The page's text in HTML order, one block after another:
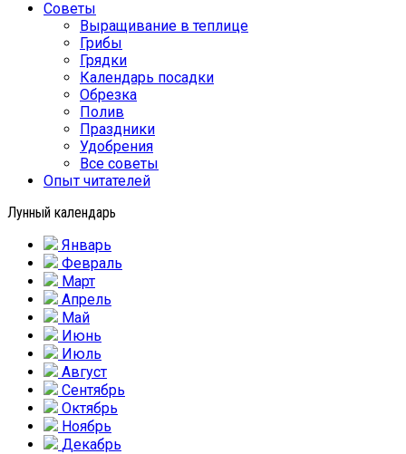
Советы
Выращивание в теплице
Грибы
Грядки
Календарь посадки
Обрезка
Полив
Праздники
Удобрения
Все советы
Опыт читателей
Лунный календарь
Январь
Февраль
Март
Апрель
Май
Июнь
Июль
Август
Сентябрь
Октябрь
Ноябрь
Декабрь